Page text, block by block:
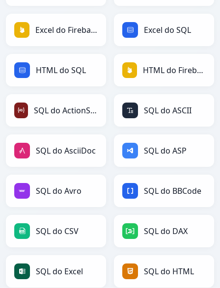
Excel do Firebase Excel do SQL
HTML do SQL HTML do Firebase
SQL do ActionScript SQL do ASCII
SQL do AsciiDoc SQL do ASP
SQL do Avro SQL do BBCode
SQL do CSV SQL do DAX
SQL do Excel SQL do HTML